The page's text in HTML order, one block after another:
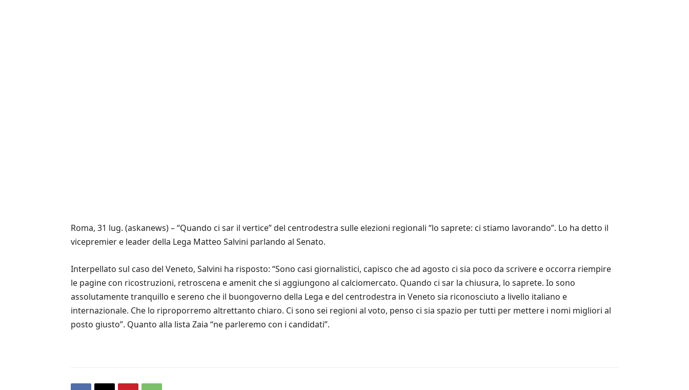
Roma, 31 lug. (askanews) – “Quando ci sar il vertice” del centrodestra sulle elezioni regionali “lo saprete: ci stiamo lavorando”. Lo ha detto il
vicepremier e leader della Lega Matteo Salvini parlando al Senato.
Interpellato sul caso del Veneto, Salvini ha risposto: “Sono casi giornalistici, capisco che ad agosto ci sia poco da scrivere e occorra riempire
le pagine con ricostruzioni, retroscena e amenit che si aggiungono al calciomercato. Quando ci sar la chiusura, lo saprete. Io sono
assolutamente tranquillo e sereno che il buongoverno della Lega e del centrodestra in Veneto sia riconosciuto a livello italiano e
internazionale. Che lo riproporremo altrettanto chiaro. Ci sono sei regioni al voto, penso ci sia spazio per tutti per mettere i nomi migliori al
posto giusto”. Quanto alla lista Zaia “ne parleremo con i candidati”.